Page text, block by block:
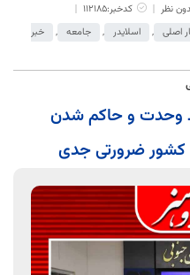
نظر
کدخبر:112185
اصلی , اسلایدر , جامعه ,
خبر
وحدت و حاکم شدن
کشور ضرورتی جدی